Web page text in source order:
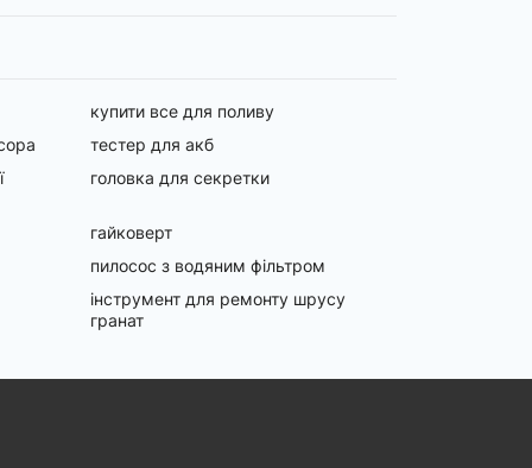
купити все для поливу
тестер для акб
головка для секретки
гайковерт
пилосос з водяним фільтром
інструмент для ремонту шрусу
гранат